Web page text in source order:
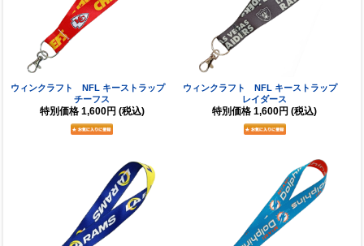
ウィンクラフト NFL キーストラップ
チーフス
特別価格 1,600円 (税込)
ウィンクラフト NFL キーストラップ
レイダース
特別価格 1,600円 (税込)